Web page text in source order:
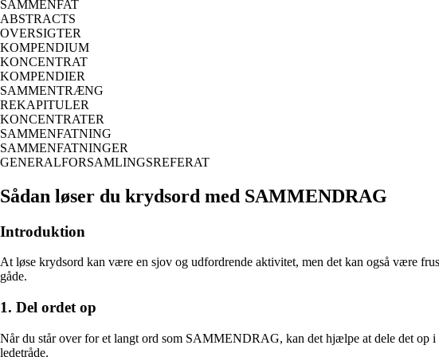
SAMMENFAT
ABSTRACTS
OVERSIGTER
KOMPENDIUM
KONCENTRAT
KOMPENDIER
SAMMENTRÆNG
REKAPITULER
KONCENTRATER
SAMMENFATNING
SAMMENFATNINGER
GENERALFORSAMLINGSREFERAT
Sådan løser du krydsord med SAMMENDRAG
Introduktion
At løse krydsord kan være en sjov og udfordrende aktivitet, men det kan også være
gåde.
1. Del ordet op
Når du står over for et langt ord som SAMMENDRAG, kan det hjælpe at dele det op i
ledetråde.